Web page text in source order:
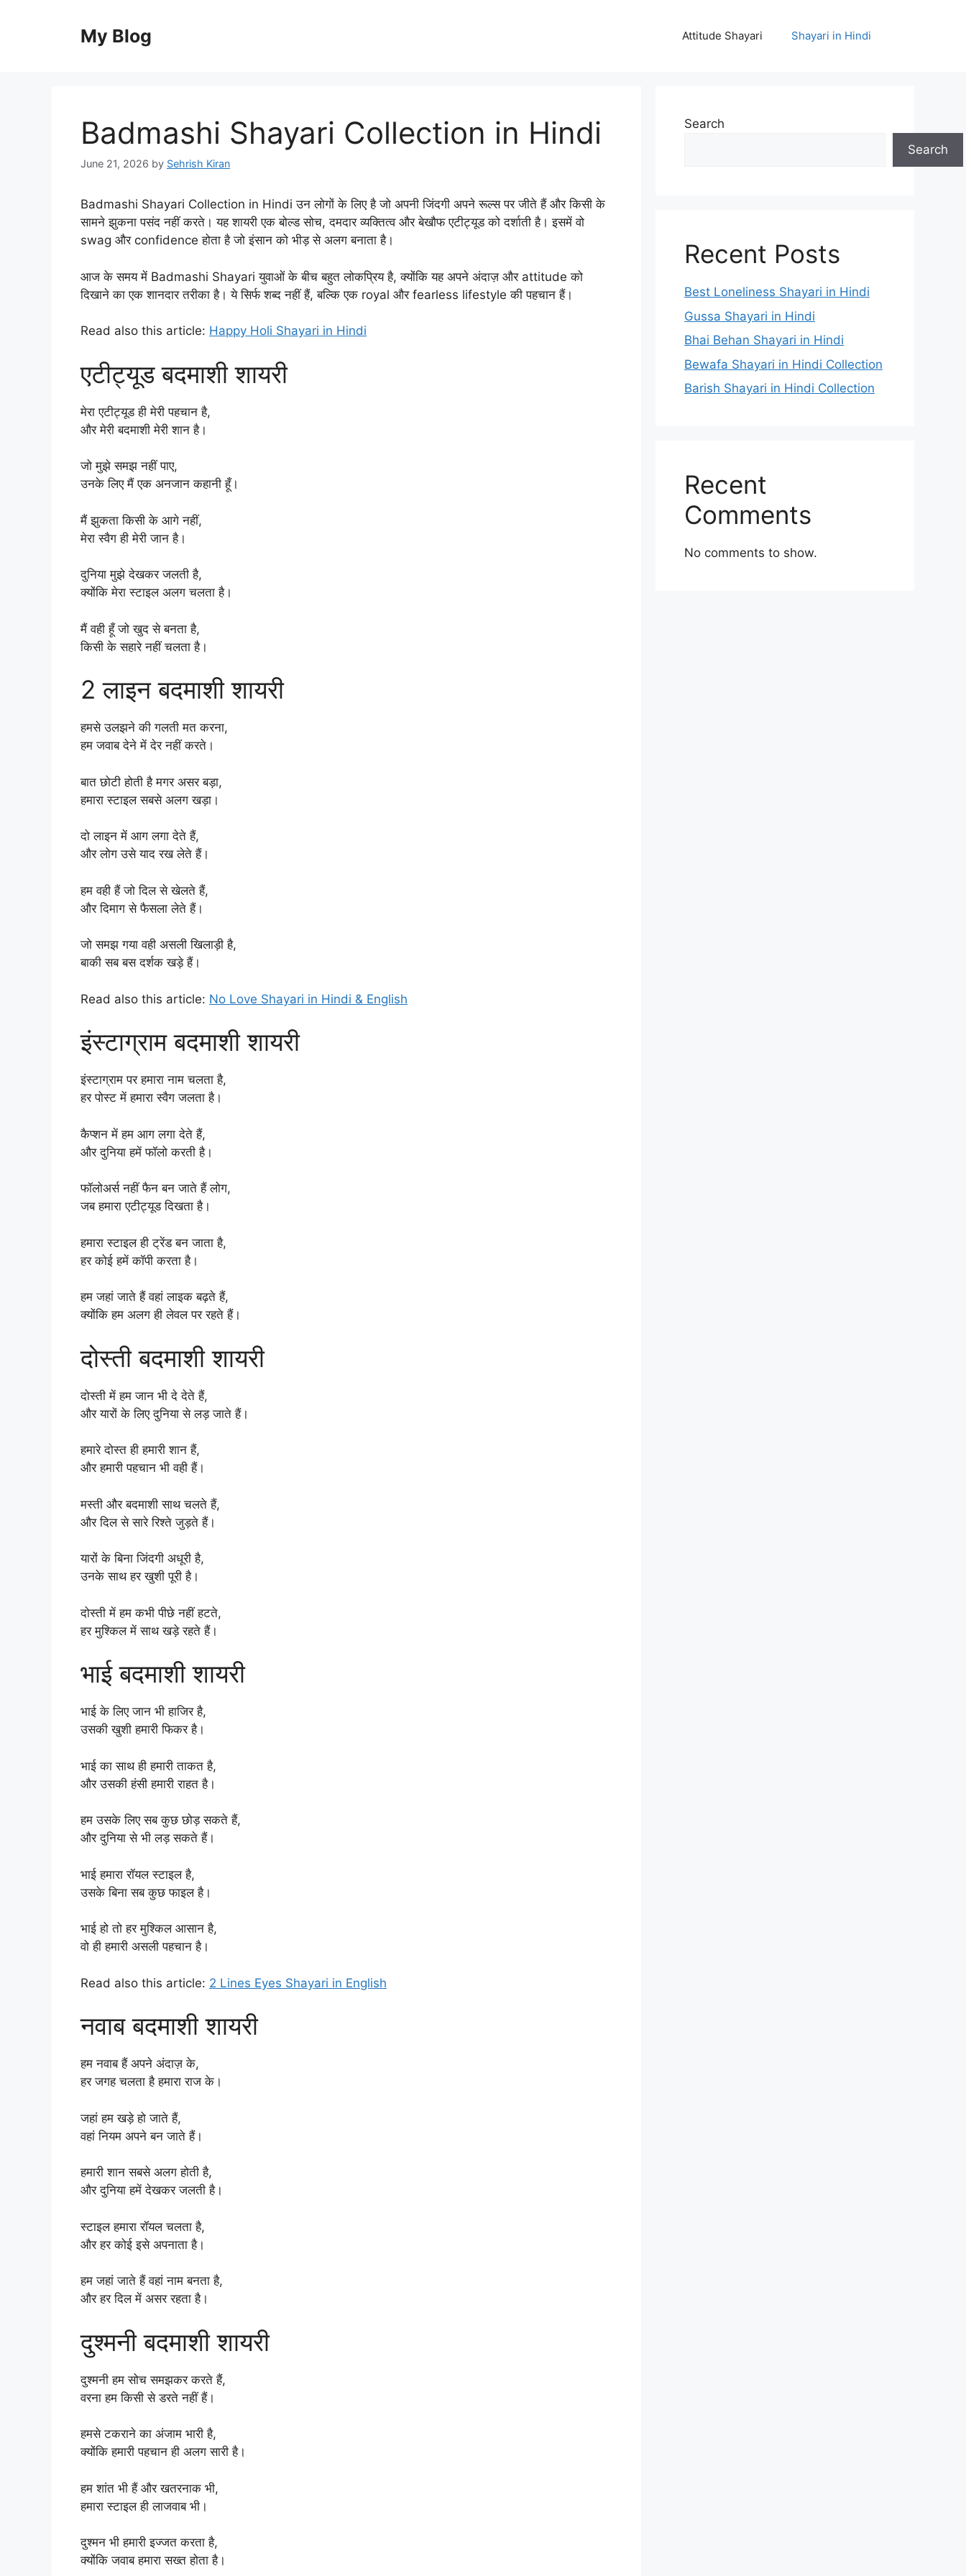
My Blog Attitude Shayari Shayari in Hindi
Badmashi Shayari Collection in Hindi
June 21, 2026 by Sehrish Kiran
Badmashi Shayari Collection in Hindi उन लोगों के लिए है जो अपनी जिंदगी अपने रूल्स पर जीते हैं और किसी के
सामने झुकना पसंद नहीं करते। यह शायरी एक बोल्ड सोच, दमदार व्यक्तित्व और बेखौफ एटीट्यूड को दर्शाती है। इसमें वो
swag और confidence होता है जो इंसान को भीड़ से अलग बनाता है।
आज के समय में Badmashi Shayari युवाओं के बीच बहुत लोकप्रिय है, क्योंकि यह अपने अंदाज़ और attitude को
दिखाने का एक शानदार तरीका है। ये सिर्फ शब्द नहीं हैं, बल्कि एक royal और fearless lifestyle की पहचान हैं।
Read also this article: Happy Holi Shayari in Hindi
एटीट्यूड बदमाशी शायरी
मेरा एटीट्यूड ही मेरी पहचान है,
और मेरी बदमाशी मेरी शान है।
जो मुझे समझ नहीं पाए,
उनके लिए मैं एक अनजान कहानी हूँ।
मैं झुकता किसी के आगे नहीं,
मेरा स्वैग ही मेरी जान है।
दुनिया मुझे देखकर जलती है,
क्योंकि मेरा स्टाइल अलग चलता है।
मैं वही हूँ जो खुद से बनता है,
किसी के सहारे नहीं चलता है।
2 लाइन बदमाशी शायरी
हमसे उलझने की गलती मत करना,
हम जवाब देने में देर नहीं करते।
बात छोटी होती है मगर असर बड़ा,
हमारा स्टाइल सबसे अलग खड़ा।
दो लाइन में आग लगा देते हैं,
और लोग उसे याद रख लेते हैं।
हम वही हैं जो दिल से खेलते हैं,
और दिमाग से फैसला लेते हैं।
जो समझ गया वही असली खिलाड़ी है,
बाकी सब बस दर्शक खड़े हैं।
Read also this article: No Love Shayari in Hindi & English
इंस्टाग्राम बदमाशी शायरी
इंस्टाग्राम पर हमारा नाम चलता है,
हर पोस्ट में हमारा स्वैग जलता है।
कैप्शन में हम आग लगा देते हैं,
और दुनिया हमें फॉलो करती है।
फॉलोअर्स नहीं फैन बन जाते हैं लोग,
जब हमारा एटीट्यूड दिखता है।
हमारा स्टाइल ही ट्रेंड बन जाता है,
हर कोई हमें कॉपी करता है।
हम जहां जाते हैं वहां लाइक बढ़ते हैं,
क्योंकि हम अलग ही लेवल पर रहते हैं।
दोस्ती बदमाशी शायरी
दोस्ती में हम जान भी दे देते हैं,
और यारों के लिए दुनिया से लड़ जाते हैं।
हमारे दोस्त ही हमारी शान हैं,
और हमारी पहचान भी वही हैं।
मस्ती और बदमाशी साथ चलते हैं,
और दिल से सारे रिश्ते जुड़ते हैं।
यारों के बिना जिंदगी अधूरी है,
उनके साथ हर खुशी पूरी है।
दोस्ती में हम कभी पीछे नहीं हटते,
हर मुश्किल में साथ खड़े रहते हैं।
भाई बदमाशी शायरी
भाई के लिए जान भी हाजिर है,
उसकी खुशी हमारी फिकर है।
भाई का साथ ही हमारी ताकत है,
और उसकी हंसी हमारी राहत है।
हम उसके लिए सब कुछ छोड़ सकते हैं,
और दुनिया से भी लड़ सकते हैं।
भाई हमारा रॉयल स्टाइल है,
उसके बिना सब कुछ फाइल है।
भाई हो तो हर मुश्किल आसान है,
वो ही हमारी असली पहचान है।
Read also this article: 2 Lines Eyes Shayari in English
नवाब बदमाशी शायरी
हम नवाब हैं अपने अंदाज़ के,
हर जगह चलता है हमारा राज के।
जहां हम खड़े हो जाते हैं,
वहां नियम अपने बन जाते हैं।
हमारी शान सबसे अलग होती है,
और दुनिया हमें देखकर जलती है।
स्टाइल हमारा रॉयल चलता है,
और हर कोई इसे अपनाता है।
हम जहां जाते हैं वहां नाम बनता है,
और हर दिल में असर रहता है।
दुश्मनी बदमाशी शायरी
दुश्मनी हम सोच समझकर करते हैं,
वरना हम किसी से डरते नहीं हैं।
हमसे टकराने का अंजाम भारी है,
क्योंकि हमारी पहचान ही अलग सारी है।
हम शांत भी हैं और खतरनाक भी,
हमारा स्टाइल ही लाजवाब भी।
दुश्मन भी हमारी इज्जत करता है,
क्योंकि जवाब हमारा सख्त होता है।
Search
Search
Recent Posts
Best Loneliness Shayari in Hindi
Gussa Shayari in Hindi
Bhai Behan Shayari in Hindi
Bewafa Shayari in Hindi Collection
Barish Shayari in Hindi Collection
Recent
Comments
No comments to show.